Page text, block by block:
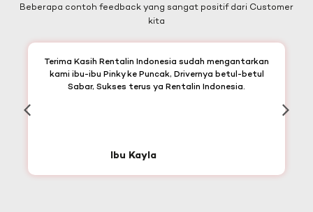
Beberapa contoh feedback yang sangat positif dari Customer
kita
Terima Kasih Rentalin Indonesia sudah mengantarkan
kami ibu-ibu Pinky ke Puncak, Drivernya betul-betul
Sabar, Sukses terus ya Rentalin Indonesia.
Ibu Kayla